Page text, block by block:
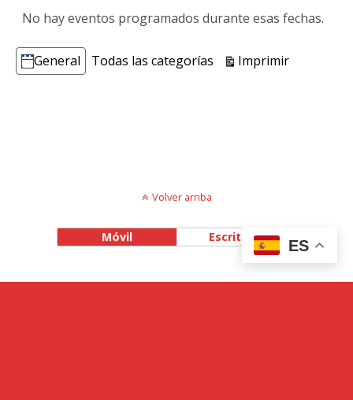
No hay eventos programados durante esas fechas.
Categorías
General Todas las categorías ImprimirVistas
Volver arriba
Móvil Escritorio
ES